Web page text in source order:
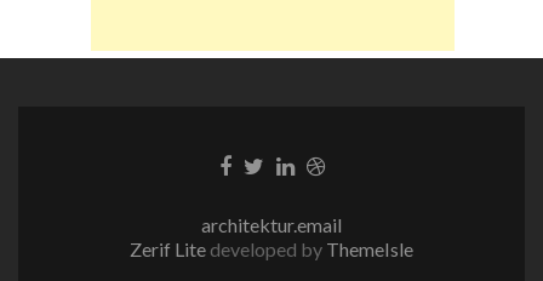
Facebook-
Twitter-
LinkedIn-
Dribble-
architektur.email
Zerif Lite developed by ThemeIsle